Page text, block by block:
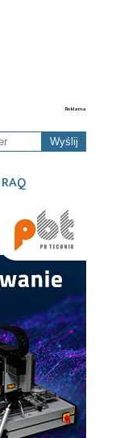
Wyślij
RAQ